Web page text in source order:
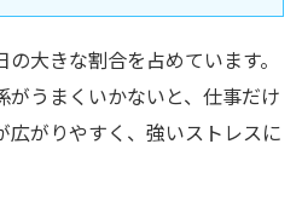
大きな割合を占めています。
がうまくいかないと、仕事だけ
広がりやすく、強いストレスに